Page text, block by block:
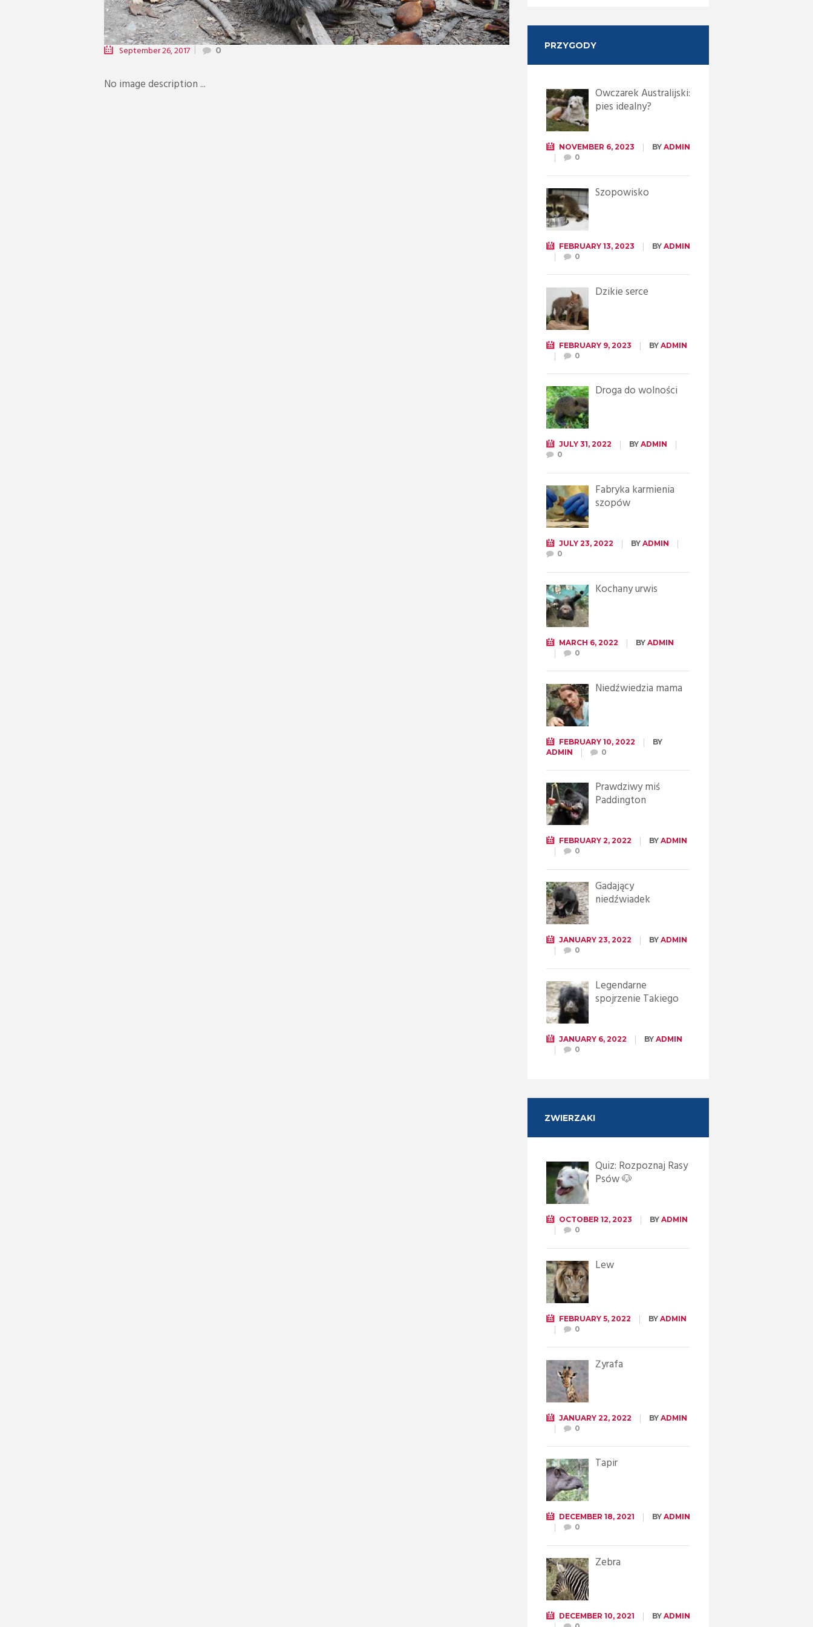
September 26, 2017 0
No image description ...
PRZYGODY
Owczarek Australijski:
pies idealny?
NOVEMBER 6, 2023 BY ADMIN
0
Szopowisko
FEBRUARY 13, 2023 BY ADMIN
0
Dzikie serce
FEBRUARY 9, 2023 BY ADMIN
0
Droga do wolności
JULY 31, 2022 BY ADMIN
0
Fabryka karmienia
szopów
JULY 23, 2022 BY ADMIN
0
Kochany urwis
MARCH 6, 2022 BY ADMIN
0
Niedźwiedzia mama
FEBRUARY 10, 2022
BY
ADMIN
0
Prawdziwy miś
Paddington
FEBRUARY 2, 2022 BY ADMIN
0
Gadający
niedźwiadek
JANUARY 23, 2022 BY ADMIN
0
Legendarne
spojrzenie Takiego
JANUARY 6, 2022 BY ADMIN
0
ZWIERZAKI
Quiz: Rozpoznaj Rasy
Psów 🐶
OCTOBER 12, 2023 BY ADMIN
0
Lew
FEBRUARY 5, 2022 BY ADMIN
0
Żyrafa
JANUARY 22, 2022 BY ADMIN
0
Tapir
DECEMBER 18, 2021 BY ADMIN
0
Zebra
DECEMBER 10, 2021 BY ADMIN